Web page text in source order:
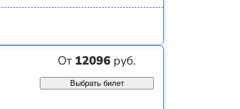
От 12096 руб.
Выбрать билет